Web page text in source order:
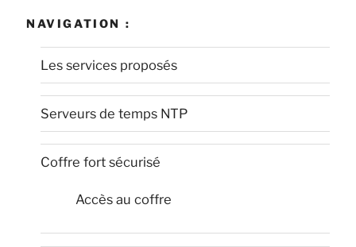
NAVIGATION :
Les services proposés
Serveurs de temps NTP
Coffre fort sécurisé
Accès au coffre